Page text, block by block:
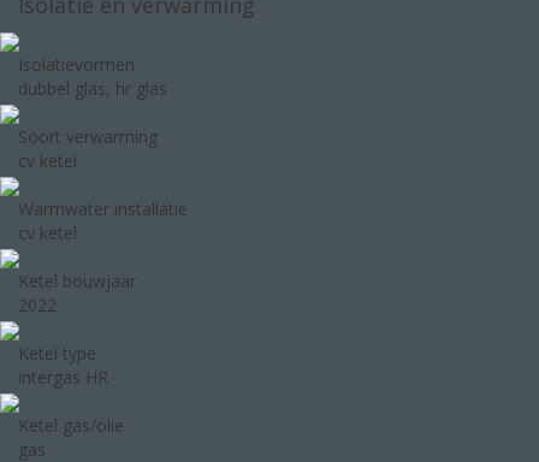
Isolatievormen
dubbel glas, hr glas
Soort verwarming
cv ketel
Warmwater installatie
cv ketel
Ketel bouwjaar
2022
Ketel type
intergas HR
Ketel gas/olie
gas